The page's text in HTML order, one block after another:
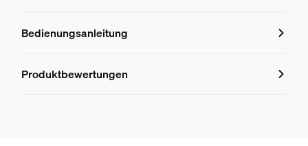
Merkmale
8718696176474
Bedienungsanleitung
Produktbewertungen